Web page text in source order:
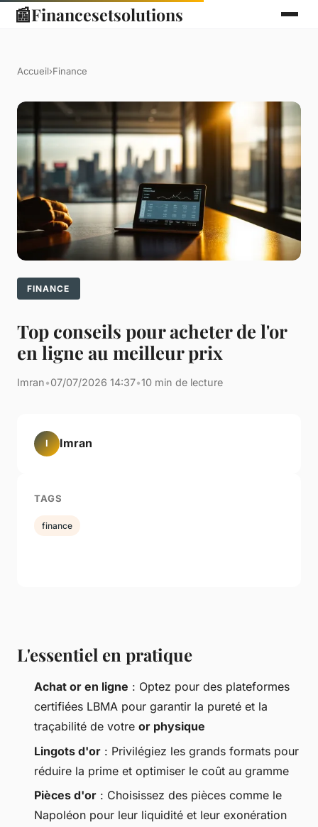
📰Financesetsolutions
Accueil›Finance
FINANCE
Top conseils pour acheter de l'or
en ligne au meilleur prix
Imran•07/07/2026 14:37•10 min de lecture
L'essentiel en pratique
Achat or en ligne : Optez pour des plateformes
certifiées LBMA pour garantir la pureté et la
traçabilité de votre or physique
Lingots d'or : Privilégiez les grands formats pour
réduire la prime et optimiser le coût au gramme
Pièces d'or : Choisissez des pièces comme le
Napoléon pour leur liquidité et leur exonération
I Imran
TAGS
finance